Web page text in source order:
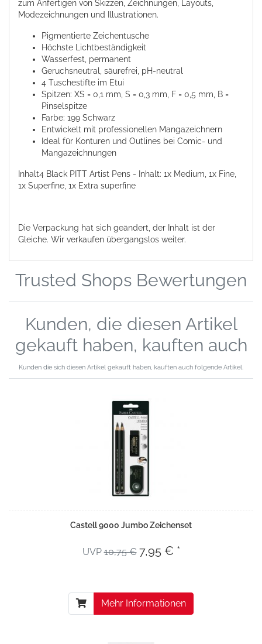
zum Anfertigen von Skizzen, Zeichnungen, Layouts,
Modezeichnungen und Illustrationen.
Pigmentierte Zeichentusche
Höchste Lichtbeständigkeit
Wasserfest, permanent
Geruchsneutral, säurefrei, pH-neutral
4 Tuschestifte im Etui
Spitzen: XS = 0,1 mm, S = 0,3 mm, F = 0,5 mm, B =
Pinselspitze
Farbe: 199 Schwarz
Entwickelt mit professionellen Mangazeichnern
Ideal für Konturen und Outlines bei Comic- und
Mangazeichnungen
Inhalt4 Black PITT Artist Pens - Inhalt: 1x Medium, 1x Fine,
1x Superfine, 1x Extra superfine
Die Verpackung hat sich geändert, der Inhalt ist der
Gleiche. Wir verkaufen übergangslos weiter.
Trusted Shops Bewertungen
Kunden, die diesen Artikel
gekauft haben, kauften auch
Kunden die sich diesen Artikel gekauft haben, kauften auch folgende Artikel.
Castell 9000 Jumbo Zeichenset
UVP10,75 € 7,95 € *
Mehr Informationen